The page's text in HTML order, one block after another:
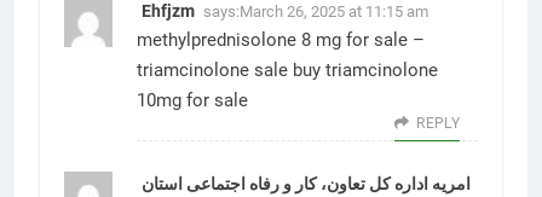
Ehfjzm says:March 26, 2025 at 11:15 am
methylprednisolone 8 mg for sale –
triamcinolone sale buy triamcinolone
10mg for sale
REPLY
امریه اداره کل تعاون، کار و رفاه اجتماعی استان